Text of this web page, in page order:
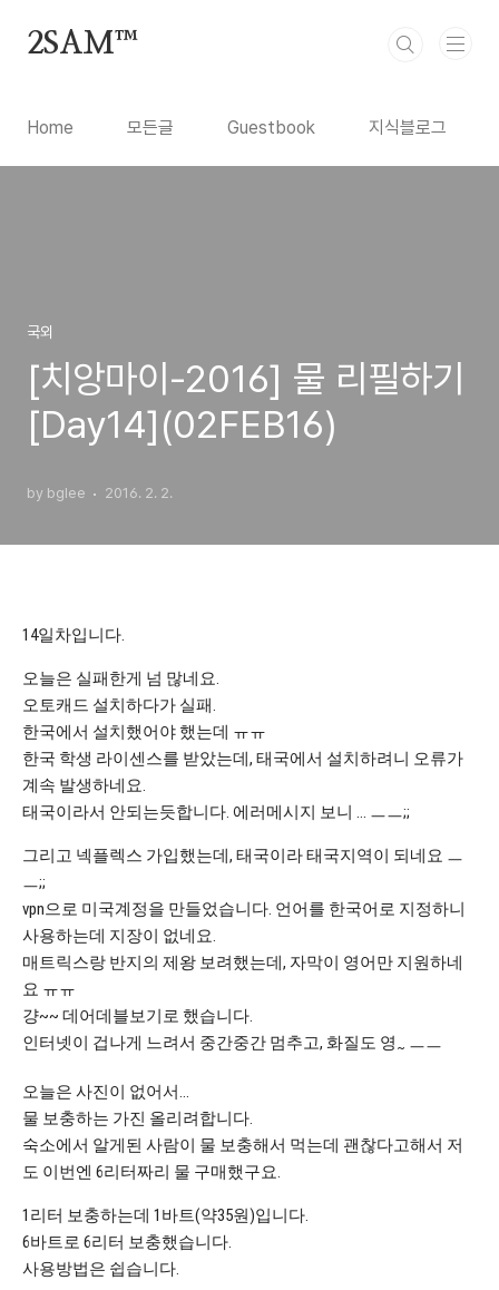
2SAM™
Home 모든글 Guestbook 지식블로그
국외
[치앙마이-2016] 물 리필하기
[Day14](02FEB16)
by bglee 2016. 2. 2.
14일차입니다.
오늘은 실패한게 넘 많네요.
오토캐드 설치하다가 실패.
한국에서 설치했어야 했는데 ㅠㅠ
한국 학생 라이센스를 받았는데, 태국에서 설치하려니 오류가
계속 발생하네요.
태국이라서 안되는듯합니다. 에러메시지 보니 … ㅡㅡ;;
그리고 넥플렉스 가입했는데, 태국이라 태국지역이 되네요 ㅡ
ㅡ;;
vpn으로 미국계정을 만들었습니다. 언어를 한국어로 지정하니
사용하는데 지장이 없네요.
매트릭스랑 반지의 제왕 보려했는데, 자막이 영어만 지원하네
요 ㅠㅠ
걍~~ 데어데블보기로 했습니다.
인터넷이 겁나게 느려서 중간중간 멈추고, 화질도 영 ~ ㅡㅡ
오늘은 사진이 없어서…
물 보충하는 가진 올리려합니다.
숙소에서 알게된 사람이 물 보충해서 먹는데 괜찮다고해서 저
도 이번엔 6리터짜리 물 구매했구요.
1리터 보충하는데 1바트(약35원)입니다.
6바트로 6리터 보충했습니다.
사용방법은 쉽습니다.